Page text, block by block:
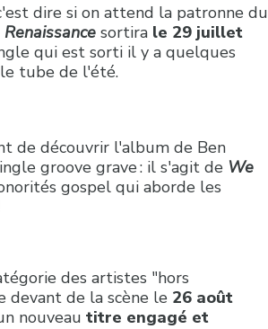
dire si on attend la patronne du
Renaissance sortira le 29 juillet
qui est sorti il y a quelques
tube de l'été.
de découvrir l'album de Ben
groove grave : il s'agit de We
gospel qui aborde les
des artistes "hors
devant de la scène le 26 août
nouveau titre engagé et